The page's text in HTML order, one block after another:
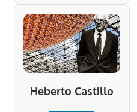
Heberto Castillo